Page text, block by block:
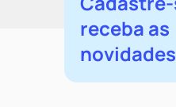
receba as